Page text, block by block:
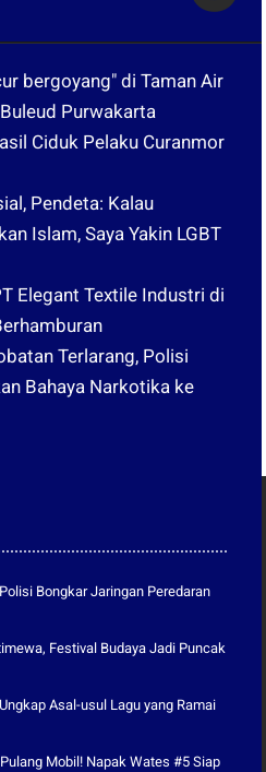
bergoyang" di Taman Air
Purwakarta
Ciduk Pelaku Curanmor
Pendeta: Kalau
Islam, Saya Yakin LGBT
Elegant Textile Industri di
Terlarang, Polisi
Bahaya Narkotika ke
Bongkar Jaringan Peredaran
Festival Budaya Jadi Puncak
Asal-usul Lagu yang Ramai
Mobil! Napak Wates #5 Siap